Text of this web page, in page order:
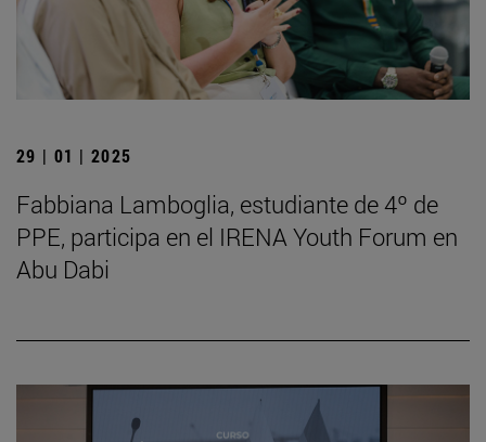
29 | 01 | 2025
Fabbiana Lamboglia, estudiante de 4º de
PPE, participa en el IRENA Youth Forum en
Abu Dabi